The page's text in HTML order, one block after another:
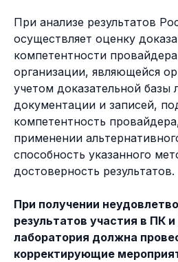
При анализе результатов
осуществляет оценку
компетентности
организации, являющейся
учетом доказательной базы
документации и записей,
компетентность
применении
способность указанного
достоверность результатов.
При получении
результатов участия в ПК
лаборатория должна
корректирующие